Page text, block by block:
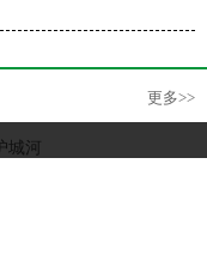
更多>>